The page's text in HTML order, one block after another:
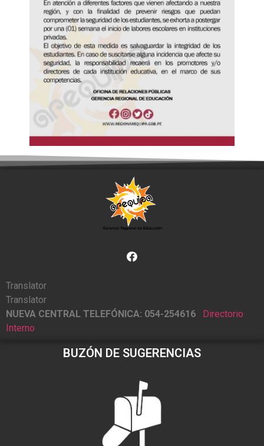
Translator
Translator
NUEVA CENTRAL TELEFÓNICA: 054-254616
Directorio
Interno
BUZÓN DE SUGERENCIAS